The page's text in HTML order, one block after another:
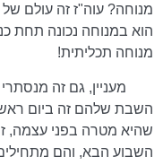
מנוחה? עוה"ז זה עולם
הוא במנוחה נכונה תחת
מנוחה תכליתית!
מעניין, גם זה
השבת שלהם זה ביום
שהיא מטרה בפני עצמה,
השבוע הבא, והם